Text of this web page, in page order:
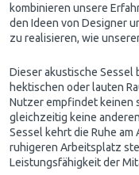
kombinieren unsere
den Ideen von Designer
zu realisieren, wie
Dieser akustische Sessel
hektischen oder lauten
Nutzer empfindet keinen
gleichzeitig keine
Sessel kehrt die Ruhe
ruhigeren Arbeitsplatz
Leistungsfähigkeit der